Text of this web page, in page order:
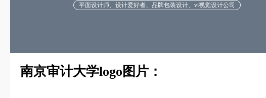
平面设计师、设计爱好者、品牌包装设计、vi视觉设计公司
南京审计大学logo图片：